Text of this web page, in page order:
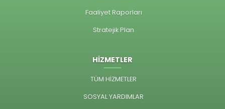
Faaliyet Raporları
Stratejik Plan
HİZMETLER
TÜM HİZMETLER
SOSYAL YARDIMLAR